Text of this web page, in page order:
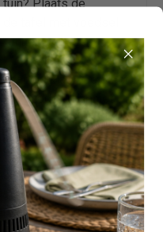
Plaats de
genieten.
van de klamboe dient
middel. U geniet
De stof is niet
DEET.
- Deze
u veel plezier van
neem dan contact